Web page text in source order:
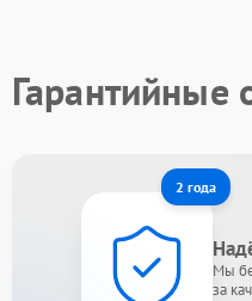
Гарантийные
2 года
Мы
за